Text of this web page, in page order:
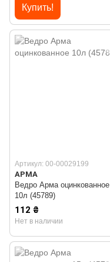
Купить!
Артикул: 00-00029199
АРМА
Ведро Арма оцинкованное
10л (45789)
112 ₴
Нет в наличии